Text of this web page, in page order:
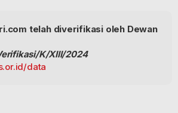
telah diverifikasi oleh Dewan
K/XIII/2024
data